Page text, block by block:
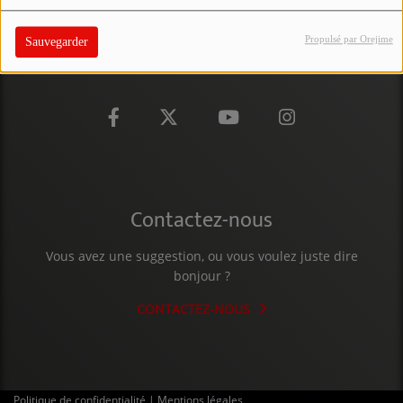
Sauvegarder Propulsé par Orejime
PARTICIPEZ
JEUX CONCOURS
L'ŒIL DE L'OIE | PRÉSENTATION
VIDÉOS | L’ŒIL DE L'OIE
Contactez-nous
Vous avez une suggestion, ou vous voulez juste dire
bonjour ?
CONTACTEZ-NOUS